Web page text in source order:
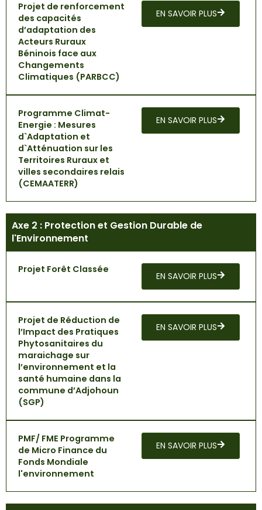
Projet de renforcement
des capacités
d’adaptation des
Acteurs Ruraux
Béninois face aux
Changements
Climatiques (PARBCC)
EN SAVOIR PLUS
Programme Climat-
Energie : Mesures
d`Adaptation et
d`Atténuation sur les
Territoires Ruraux et
villes secondaires relais
(CEMAATERR)
EN SAVOIR PLUS
Axe 2 : Protection et Gestion Durable de
l'Environnement
Projet Forêt Classée
EN SAVOIR PLUS
Projet de Réduction de
l’Impact des Pratiques
Phytosanitaires du
maraichage sur
l’environnement et la
santé humaine dans la
commune d’Adjohoun
(SGP)
EN SAVOIR PLUS
PMF/ FME Programme
de Micro Finance du
Fonds Mondiale
l'environnement
EN SAVOIR PLUS